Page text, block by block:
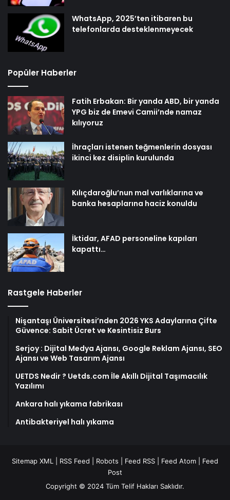
WhatsApp, 2025’ten itibaren bu
telefonlarda desteklenmeyecek
Popüler Haberler
Fatih Erbakan: Bir yanda ABD, bir yanda
YPG biz de Emevi Camii’nde namaz
kılıyoruz
İhraçları istenen teğmenlerin dosyası
ikinci kez disiplin kurulunda
Kılıçdaroğlu’nun mal varlıklarına ve
banka hesaplarına haciz konuldu
İktidar, AFAD personeline kapıları
kapattı…
Rastgele Haberler
Nişantaşı Üniversitesi’nden 2026 YKS Adaylarına Çifte
Güvence: Sabit Ücret ve Kesintisiz Burs
Serjoy : Dijital Medya Ajansı, Google Reklam Ajansı, SEO
Ajansı ve Web Tasarım Ajansı
UETDS Nedir ? Uetds.com İle Akıllı Dijital Taşımacılık
Yazılımı
Ankara halı yıkama fabrikası
Antibakteriyel halı yıkama
Sitemap XML RSS Feed Robots Feed RSS Feed Atom
Feed
Post
Copyright © 2024 Tüm Telif Hakları Saklıdır.